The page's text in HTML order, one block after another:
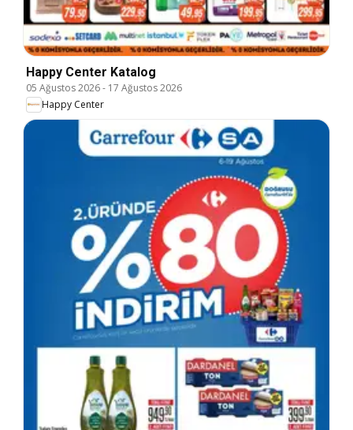
Happy Center Katalog
05 Ağustos 2026- 17 Ağustos 2026
Happy Center